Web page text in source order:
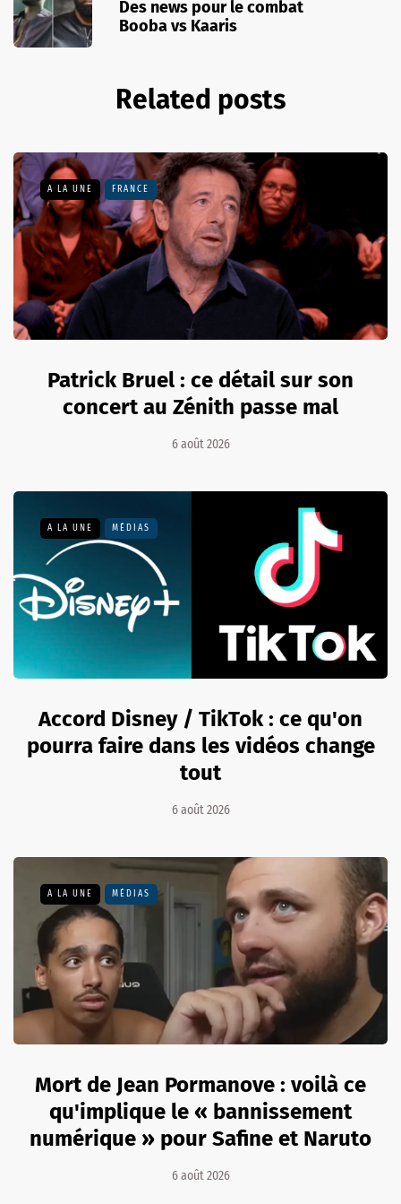
Des news pour le combat
Booba vs Kaaris
Related posts
A LA UNE FRANCE
Patrick Bruel : ce détail sur son
concert au Zénith passe mal
6 août 2026
A LA UNE MÉDIAS
Accord Disney / TikTok : ce qu'on
pourra faire dans les vidéos change
tout
6 août 2026
A LA UNE MÉDIAS
Mort de Jean Pormanove : voilà ce
qu'implique le « bannissement
numérique » pour Safine et Naruto
6 août 2026